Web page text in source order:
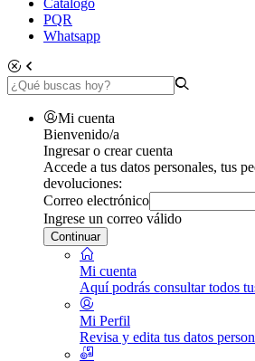
PQR
Whatsapp
Mi cuenta
Bienvenido/a
Ingresar o crear cuenta
Accede a tus datos personales, tus
devoluciones:
Correo electrónico
Ingrese un correo válido
Continuar
Mi cuenta
Aquí podrás consultar todos
Mi Perfil
Revisa y edita tus datos